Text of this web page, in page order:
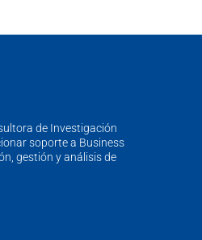
de Investigación
soporte a Business
gestión y análisis de